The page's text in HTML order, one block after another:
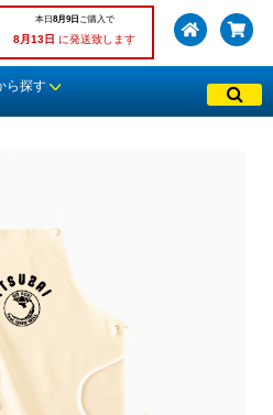
本日 8月9日 ご購入で
8月13日 に発送致します
ら探す